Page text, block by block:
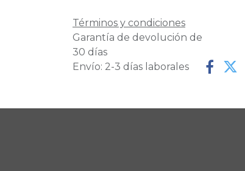
Términos y condiciones
Garantía de devolución de
30 días
Envío: 2-3 días laborales